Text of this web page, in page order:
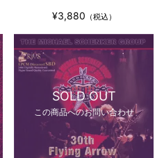
¥3,880 （税込）
SOLD OUT
この商品へのお問い合わせ